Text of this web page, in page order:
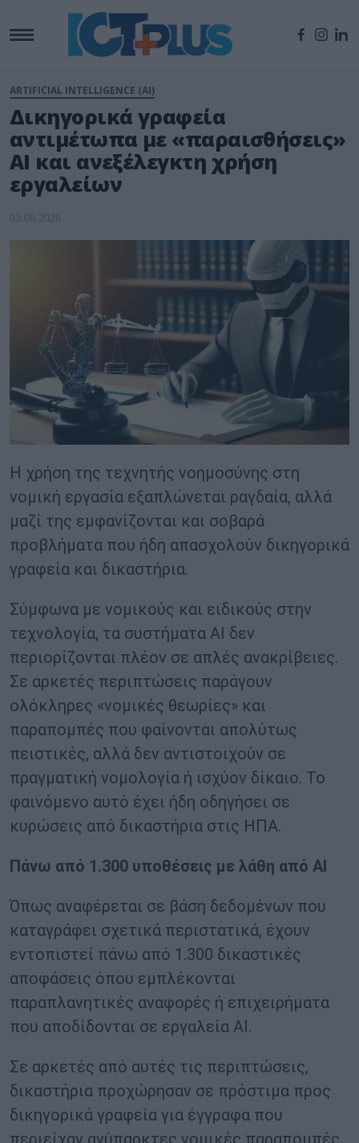
ARTIFICIAL INTELLIGENCE (AI)
Δικηγορικά γραφεία
αντιμέτωπα με «παραισθήσεις»
AI και ανεξέλεγκτη χρήση
εργαλείων
03.06.2026
Η χρήση της τεχνητής νοημοσύνης στη
νομική εργασία εξαπλώνεται ραγδαία, αλλά
μαζί της εμφανίζονται και σοβαρά
προβλήματα που ήδη απασχολούν δικηγορικά
γραφεία και δικαστήρια.
Σύμφωνα με νομικούς και ειδικούς στην
τεχνολογία, τα συστήματα AI δεν
περιορίζονται πλέον σε απλές ανακρίβειες.
Σε αρκετές περιπτώσεις παράγουν
ολόκληρες «νομικές θεωρίες» και
παραπομπές που φαίνονται απολύτως
πειστικές, αλλά δεν αντιστοιχούν σε
πραγματική νομολογία ή ισχύον δίκαιο. Το
φαινόμενο αυτό έχει ήδη οδηγήσει σε
κυρώσεις από δικαστήρια στις ΗΠΑ.
Πάνω από 1.300 υποθέσεις με λάθη από AI
Όπως αναφέρεται σε βάση δεδομένων που
καταγράφει σχετικά περιστατικά, έχουν
εντοπιστεί πάνω από 1.300 δικαστικές
αποφάσεις όπου εμπλέκονται
παραπλανητικές αναφορές ή επιχειρήματα
που αποδίδονται σε εργαλεία AI.
Σε αρκετές από αυτές τις περιπτώσεις,
δικαστήρια προχώρησαν σε πρόστιμα προς
δικηγορικά γραφεία για έγγραφα που